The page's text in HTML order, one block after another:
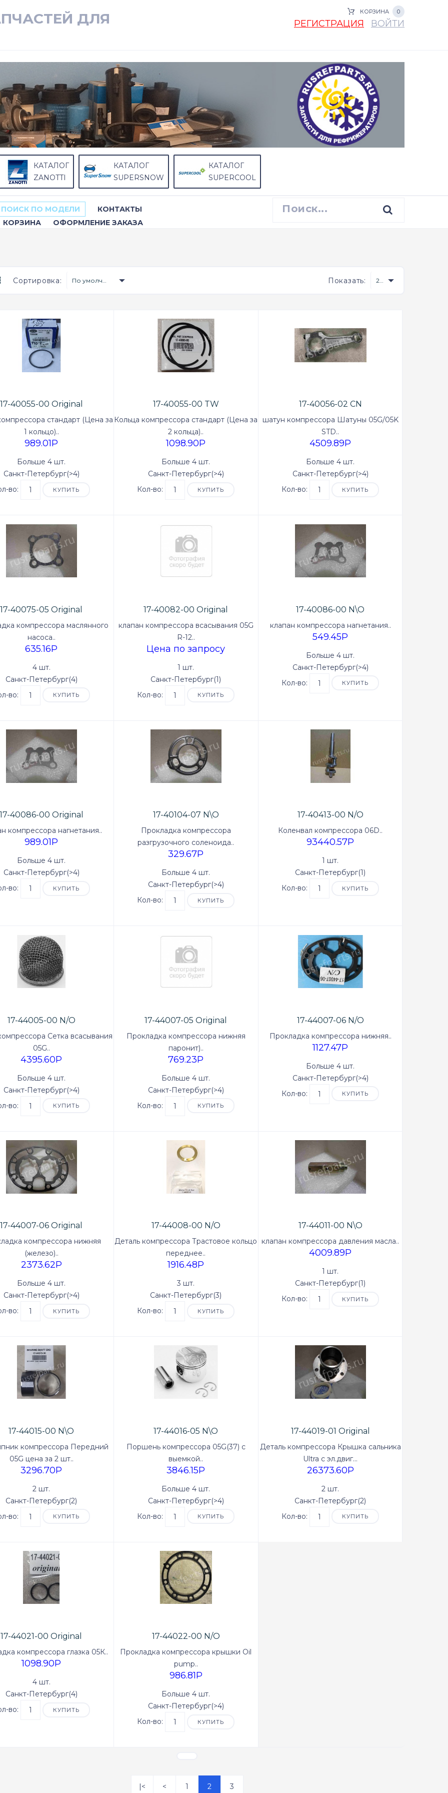
ДЛЯ КОРЗИНА 0
РЕГИСТРАЦИЯ ВОЙТИ
КАТАЛОГ
ZANOTTI
КАТАЛОГ
SUPERSNOW
КАТАЛОГ
SUPERCOOL
ПОИСК ПО МОДЕЛИ
КОНТАКТЫ
КОРЗИНА ОФОРМЛЕНИЕ ЗАКАЗА
Сортировка: Показать:
17-40055-00 Original
стандарт (Цена за
1 кольцо)..
989.01P
Больше 4 шт.
Санкт-Петербург(>4)
во:
КУПИТЬ
17-40055-00 TW
Кольца компрессора стандарт (Цена за
2 кольца)..
1098.90P
Больше 4 шт.
Санкт-Петербург(>4)
Кол-во:
КУПИТЬ
17-40056-02 CN
шатун компрессора Шатуны 05G/05K
STD..
4509.89P
Больше 4 шт.
Санкт-Петербург(>4)
Кол-во:
КУПИТЬ
17-40075-05 Original
компрессора маслянного
насоса..
635.16P
4 шт.
Санкт-Петербург(4)
во:
КУПИТЬ
17-40082-00 Original
клапан компрессора всасывания 05G
R-12..
Цена по запросу
1 шт.
Санкт-Петербург(1)
Кол-во:
КУПИТЬ
17-40086-00 N\O
клапан компрессора нагнетания..
549.45P
Больше 4 шт.
Санкт-Петербург(>4)
Кол-во:
КУПИТЬ
17-40086-00 Original
компрессора нагнетания..
989.01P
Больше 4 шт.
Санкт-Петербург(>4)
во:
КУПИТЬ
17-40104-07 N\O
Прокладка компрессора
разгрузочного соленоида..
329.67P
Больше 4 шт.
Санкт-Петербург(>4)
Кол-во:
КУПИТЬ
17-40413-00 N/O
Коленвал компрессора 06D..
93440.57P
1 шт.
Санкт-Петербург(1)
Кол-во:
КУПИТЬ
17-44005-00 N/O
Сетка всасывания
05G..
4395.60P
Больше 4 шт.
Санкт-Петербург(>4)
во:
КУПИТЬ
17-44007-05 Original
Прокладка компрессора нижняя
паронит)..
769.23P
Больше 4 шт.
Санкт-Петербург(>4)
Кол-во:
КУПИТЬ
17-44007-06 N/O
Прокладка компрессора нижняя..
1127.47P
Больше 4 шт.
Санкт-Петербург(>4)
Кол-во:
КУПИТЬ
17-44007-06 Original
компрессора нижняя
(железо)..
2373.62P
Больше 4 шт.
Санкт-Петербург(>4)
во:
КУПИТЬ
17-44008-00 N/O
Деталь компрессора Трастовое кольцо
переднее..
1916.48P
3 шт.
Санкт-Петербург(3)
Кол-во:
КУПИТЬ
17-44011-00 N\O
клапан компрессора давления масла..
4009.89P
1 шт.
Санкт-Петербург(1)
Кол-во:
КУПИТЬ
17-44015-00 N\O
компрессора Передний
05G цена за 2 шт..
3296.70P
2 шт.
Санкт-Петербург(2)
во:
КУПИТЬ
17-44016-05 N\O
Поршень компрессора 05G(37) с
выемкой..
3846.15P
Больше 4 шт.
Санкт-Петербург(>4)
Кол-во:
КУПИТЬ
17-44019-01 Original
Деталь компрессора Крышка сальника
Ultra с эл.двиг...
26373.60P
2 шт.
Санкт-Петербург(2)
Кол-во:
КУПИТЬ
17-44021-00 Original
компрессора глазка 05К..
1098.90P
4 шт.
Санкт-Петербург(4)
во:
КУПИТЬ
17-44022-00 N/O
Прокладка компрессора крышки Oil
pump..
986.81P
Больше 4 шт.
Санкт-Петербург(>4)
Кол-во:
КУПИТЬ
|< < 1 2 3